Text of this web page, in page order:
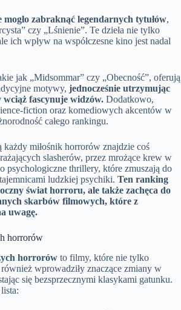
mogło zabraknąć legendarnych tytułów,
czy „Lśnienie”. Te dzieła nie tylko
ich wpływ na współczesne kino jest nadal
jak „Midsommar” czy „Obecność”, oferują
motywy, jednocześnie utrzymując
fascynuje widzów. Dodatkowo,
fiction oraz komediowych akcentów w
całego rankingu.
miłośnik horrorów znajdzie coś
slasherów, przez mrożące krew w
psychologiczne thrillery, które zmuszają do
ludzkiej psychiki. Ten ranking
świat horroru, ale także zachęca do
skarbów filmowych, które z
uwagę.
horrorów
horrorów to filmy, które nie tylko
wprowadziły znaczące zmiany w
się bezsprzecznymi klasykami gatunku.